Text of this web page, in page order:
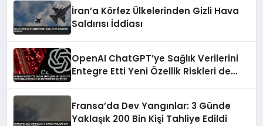
İran’a Körfez Ülkelerinden Gizli Hava
Saldırısı İddiası
OpenAI ChatGPT’ye Sağlık Verilerini
Entegre Etti Yeni Özellik Riskleri de
Fransa’da Dev Yangınlar: 3 Günde
Yaklaşık 200 Bin Kişi Tahliye Edildi